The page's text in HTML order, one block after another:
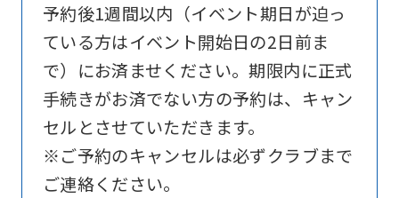
予約後1週間以内（イベント期日が迫っ
ている方はイベント開始日の2日前ま
で）にお済ませください。期限内に正式
手続きがお済でない方の予約は、キャン
セルとさせていただきます。
※ご予約のキャンセルは必ずクラブまで
ご連絡ください。
English.
Click
the
link
below
(start